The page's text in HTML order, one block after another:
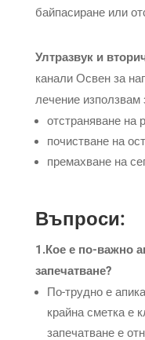
байпасиране или
Ултразвук и
канали Освен за
лечение използвам
отстраняване на
почистване на
премахване на
Въпроси:
1.Кое е по-важно
запечатване?
По-трудно е
крайна сметка е
запечатване е